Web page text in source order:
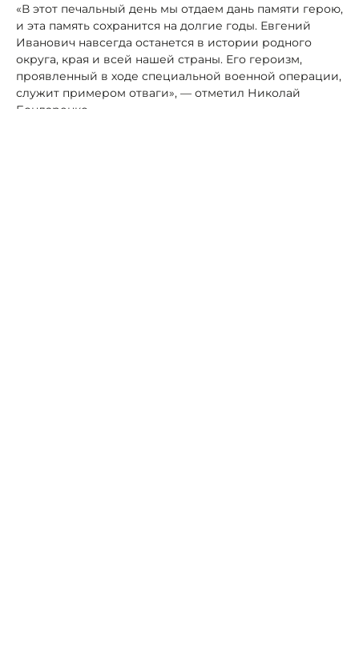
«В этот печальный день мы отдаем дань памяти герою,
и эта память сохранится на долгие годы. Евгений
Иванович навсегда останется в истории родного
округа, края и всей нашей страны. Его героизм,
проявленный в ходе специальной военной операции,
служит примером отваги», — отметил Николай
Бондаренко.